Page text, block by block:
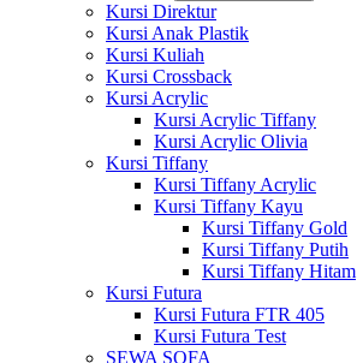
Kursi Direktur
Kursi Anak Plastik
Kursi Kuliah
Kursi Crossback
Kursi Acrylic
Kursi Acrylic Tiffany
Kursi Acrylic Olivia
Kursi Tiffany
Kursi Tiffany Acrylic
Kursi Tiffany Kayu
Kursi Tiffany Gold
Kursi Tiffany Putih
Kursi Tiffany Hitam
Kursi Futura
Kursi Futura FTR 405
Kursi Futura Test
SEWA SOFA